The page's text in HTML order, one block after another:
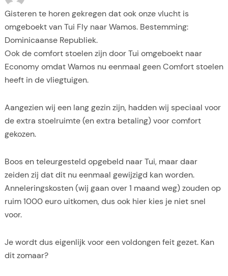
Gisteren te horen gekregen dat ook onze vlucht is
omgeboekt van Tui Fly naar Wamos. Bestemming:
Dominicaanse Republiek.
Ook de comfort stoelen zijn door Tui omgeboekt naar
Economy omdat Wamos nu eenmaal geen Comfort stoelen
heeft in de vliegtuigen.
Aangezien wij een lang gezin zijn, hadden wij speciaal voor
de extra stoelruimte (en extra betaling) voor comfort
gekozen.
Boos en teleurgesteld opgebeld naar Tui, maar daar
zeiden zij dat dit nu eenmaal gewijzigd kan worden.
Anneleringskosten (wij gaan over 1 maand weg) zouden op
ruim 1000 euro uitkomen, dus ook hier kies je niet snel
voor.
Je wordt dus eigenlijk voor een voldongen feit gezet. Kan
dit zomaar?